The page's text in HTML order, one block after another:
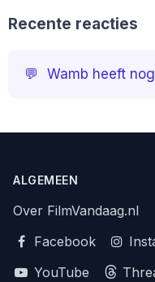
Recente reacties
💬 Wamb heeft
ALGEMEEN
Over FilmVandaag.nl
Facebook
YouTube